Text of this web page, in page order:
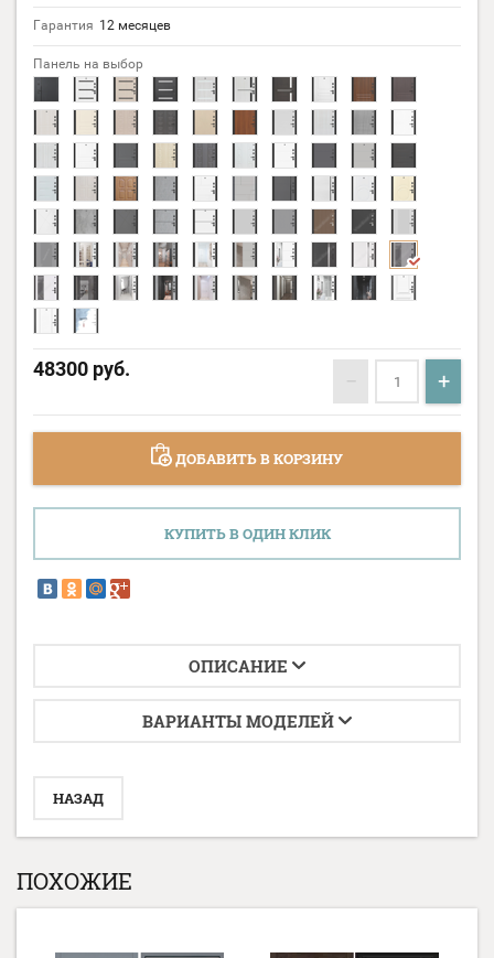
Гарантия 12 месяцев
Панель на выбор
48300 руб. − +
ДОБАВИТЬ В КОРЗИНУ
КУПИТЬ В ОДИН КЛИК
ОПИСАНИЕ
ВАРИАНТЫ МОДЕЛЕЙ
НАЗАД
ПОХОЖИЕ